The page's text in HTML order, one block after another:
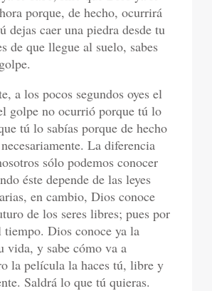
porque, de hecho, ocurrirá
dejas caer una piedra desde tu
de que llegue al suelo, sabes
a los pocos segundos oyes el
golpe no ocurrió porque tú lo
tú lo sabías porque de hecho
La diferencia
sólo podemos conocer
éste depende de las leyes
en cambio, Dios conoce
de los seres libres; pues por
tiempo. Dios conoce ya la
vida, y sabe cómo va a
la película la haces tú, libre y
Saldrá lo que tú quieras.